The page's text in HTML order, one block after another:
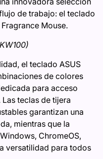
de trabajo: el teclado
Mouse.
el teclado ASUS
de colores
para acceso
teclas de tijera
garantizan una
mientras que la
ChromeOS,
versatilidad para todos